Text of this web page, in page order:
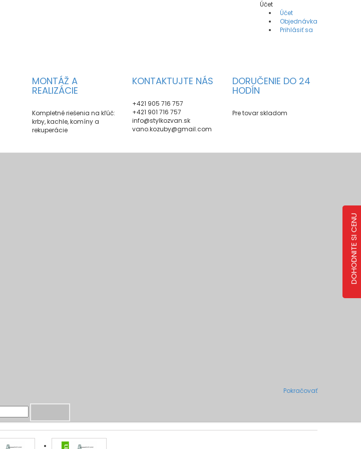
DOHODNITE SI CENU
Účet
Účet
Objednávka
Prihlásiť sa
MONTÁŽ A
REALIZÁCIE
Kompletné riešenia na kľúč:
krby, kachle, komíny a
rekuperácie
KONTAKTUJTE NÁS
+421 905 716 757
+421 901 716 757
info@stylkozvan.sk
vano.kozuby@gmail.com
DORUČENIE DO 24
HODÍN
Pre tovar skladom
Pokračovať